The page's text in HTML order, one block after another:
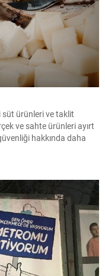
süt ürünleri ve taklit
ve sahte ürünleri ayırt
hakkında daha